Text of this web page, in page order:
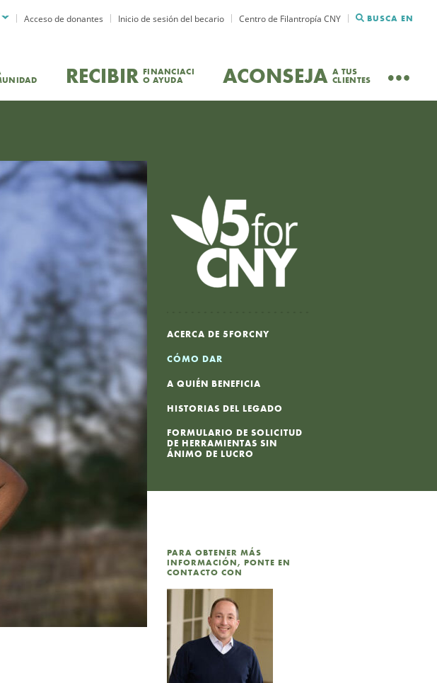
Acceso de donantes Inicio de sesión del becario Centro de Filantropía CNY BUSCA EN
RECIBIR FINANCIACI
O AYUDA ACONSEJA A TUS
CLIENTES
ACERCA DE 5FORCNY
CÓMO DAR
A QUIÉN BENEFICIA
HISTORIAS DEL LEGADO
FORMULARIO DE SOLICITUD
DE HERRAMIENTAS SIN
ÁNIMO DE LUCRO
PARA OBTENER MÁS
INFORMACIÓN, PONTE EN
CONTACTO CON